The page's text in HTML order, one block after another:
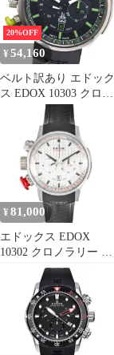
20%OFF
¥ 54,160
ベルト訳あり エドック
ス EDOX 10303 クロノ
ラリー クロノダカール
限定1000本 クォーツ メ
ンズ 箱付き_917013
¥ 81,000
エドックス EDOX
10302 クロノラリー ク
ロノグラフ 腕時計 ホワ
イト文字盤 メンズ【中